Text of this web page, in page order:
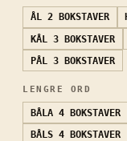
ÅL 2 BOKSTAVER
KÅL
3 BOKSTAVER
PÅL
3 BOKSTAVER
LENGRE ORD
BÅLA 4 BOKSTAVER
BÅLS 4 BOKSTAVER